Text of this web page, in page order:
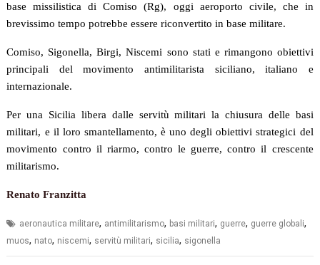
base missilistica di Comiso (Rg), oggi aeroporto civile, che in
brevissimo tempo potrebbe essere riconvertito in base militare.
Comiso, Sigonella, Birgi, Niscemi sono stati e rimangono obiettivi
principali del movimento antimilitarista siciliano, italiano e
internazionale.
Per una Sicilia libera dalle servitù militari la chiusura delle basi
militari, e il loro smantellamento, è uno degli obiettivi strategici del
movimento contro il riarmo, contro le guerre, contro il crescente
militarismo.
Renato Franzitta
aeronautica militare, antimilitarismo, basi militari, guerre, guerre globali,
muos, nato, niscemi, servitù militari, sicilia, sigonella